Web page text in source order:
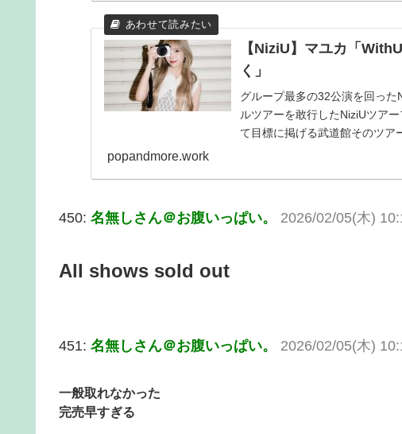
【NiziU】マユカ「
く」
グループ最多の32公演を回っ
ルツアーを敢行したNiziUツア
て目標に掲げる武道館そのツア
popandmore.work
450: 名無しさん＠お腹いっぱい。 2026/02/05(木)
All shows sold out
451: 名無しさん＠お腹いっぱい。 2026/02/05(木)
一般取れなかった
完売早すぎる